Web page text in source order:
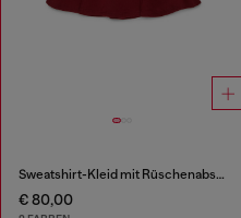
Sweatshirt-Kleid mit Rüschenabschluss
€ 80,00